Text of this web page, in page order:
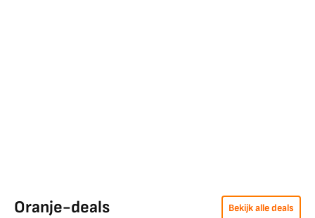
Oranje-deals Bekijk alle deals